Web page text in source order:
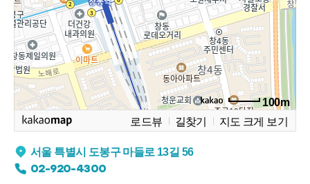
100m
로드뷰
길찾기 지도 크게 보기
서울 특별시 도봉구 마들로 13길 56
02-920-4300